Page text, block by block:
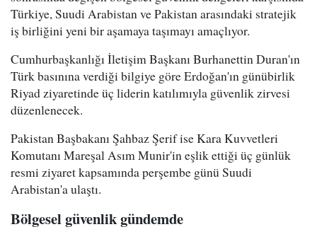
Türkiye, Suudi Arabistan ve Pakistan arasındaki stratejik
iş birliğini yeni bir aşamaya taşımayı amaçlıyor.
Cumhurbaşkanlığı İletişim Başkanı Burhanettin Duran'ın
Türk basınına verdiği bilgiye göre Erdoğan'ın günübirlik
Riyad ziyaretinde üç liderin katılımıyla güvenlik zirvesi
düzenlenecek.
Pakistan Başbakanı Şahbaz Şerif ise Kara Kuvvetleri
Komutanı Mareşal Asım Munir'in eşlik ettiği üç günlük
resmi ziyaret kapsamında perşembe günü Suudi
Arabistan'a ulaştı.
Bölgesel güvenlik gündemde